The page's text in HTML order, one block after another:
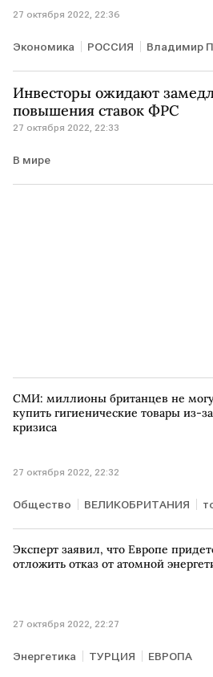
27 октября 2022, 22:36
Экономика РОССИЯ Владимир
зарплата
Инвесторы ожидают
повышения ставок ФРС
27 октября 2022, 22:33
В мире
СМИ: миллионы британцев не
купить гигиенические товары из-за
кризиса
27 октября 2022, 22:32
Общество ВЕЛИКОБРИТАНИЯ
кризис
Эксперт заявил, что Европе
отложить отказ от атомной
27 октября 2022, 22:27
Энергетика ТУРЦИЯ ЕВРОПА